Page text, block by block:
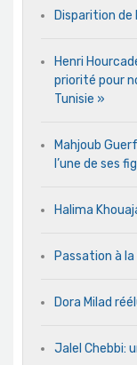
Disparition de
Henri
priorité pour
Tunisie »
Mahjoub
l’une de ses
Halima
Passation à
Dora Milad
Jalel Chebbi: